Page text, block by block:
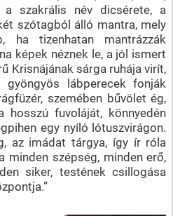
szakrális név dicsérete, a
szótagból álló mantra, mely
ha tizenhatan mantrázzák
képek néznek le, a jól ismert
Krisnájának sárga ruhája virít,
gyöngyös lábperecek fonják
szemében bűvölet ég,
hosszú fuvoláját, könnyedén
egy nyíló lótuszvirágon.
az imádat tárgya, így ír róla
minden szépség, minden erő,
siker, testének csillogása